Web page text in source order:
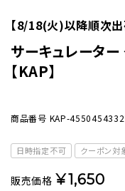
【8/18(火)以降順次出
サーキュレータ
【KAP】
商品番号 KAP-
日時指定不可 クーポン対
販売価格 ¥1,650